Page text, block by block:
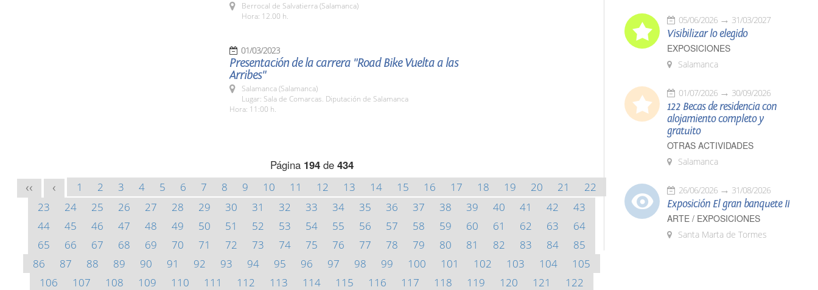
Berrocal de Salvatierra (Salamanca)
Hora: 12.00 h.
01/03/2023
Presentación de la carrera "Road Bike Vuelta a las
Arribes"
Salamanca (Salamanca)
Lugar: Sala de Comarcas. Diputación de Salamanca
Hora: 11:00 h.
Página 194de 434
<< < 1 2 3 4 5 6 7 8 9 10 11 12 13 14 15 16 17 18 19 20 21
22
23
24 25 26 27 28 29 30 31 32 33 34 35 36 37 38 39 40 41 42
43
44
45 46 47 48 49 50 51 52 53 54 55 56 57 58 59 60 61 62 63
64
65
66 67 68 69 70 71 72 73 74 75 76 77 78 79 80 81 82 83 84
85
86
87 88 89 90 91 92 93 94 95 96 97 98 99 100 101 102 103 104
105
106
107 108 109 110 111 112 113 114 115 116 117 118 119 120 121
122
05/06/2026 31/03/2027
Visibilizar lo elegido
EXPOSICIONES
Salamanca
01/07/2026 30/09/2026
122 Becas de residencia con
alojamiento completo y
gratuito
OTRAS ACTIVIDADES
Salamanca
26/06/2026 31/08/2026
Exposición El gran banquete II
ARTE / EXPOSICIONES
Santa Marta de Tormes